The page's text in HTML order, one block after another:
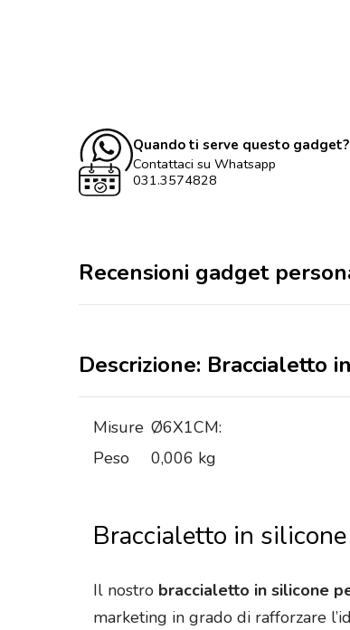
Quando ti serve questo gadget?
Contattaci su Whatsapp
031.3574828
Recensioni gadget
Descrizione: Braccialetto
Misure Ø6X1CM:
Peso
0,006 kg
Braccialetto in
Il nostro braccialetto in silicone
marketing in grado di rafforzare